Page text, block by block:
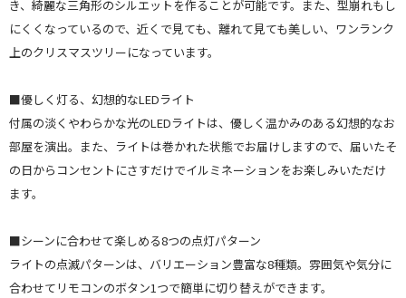
き、綺麗な三角形のシルエットを作ることが可能です。また、型崩れもし
にくくなっているので、近くで見ても、離れて見ても美しい、ワンランク
上のクリスマスツリーになっています。
■優しく灯る、幻想的なLEDライト
付属の淡くやわらかな光のLEDライトは、優しく温かみのある幻想的なお
部屋を演出。また、ライトは巻かれた状態でお届けしますので、届いたそ
の日からコンセントにさすだけでイルミネーションをお楽しみいただけ
ます。
■シーンに合わせて楽しめる8つの点灯パターン
ライトの点滅パターンは、バリエーション豊富な8種類。雰囲気や気分に
合わせてリモコンのボタン1つで簡単に切り替えができます。